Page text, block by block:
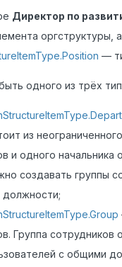
Директор по
оргструктуры, а
—
одного из трёх
из
и одного начальника
создавать группы
Группа сотрудников
с общими